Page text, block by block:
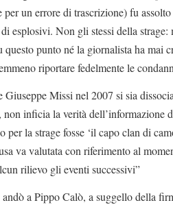
per un errore di trascrizione) fu
esplosivi. Non gli stessi della strage:
questo punto né la giornalista ha mai
riportare fedelmente le
Giuseppe Missi nel 2007 si sia
inficia la verità dell’informazione
per la strage fosse ‘il capo clan di
va valutata con riferimento al
rilievo gli eventi successivi”
andò a Pippo Calò, a suggello della